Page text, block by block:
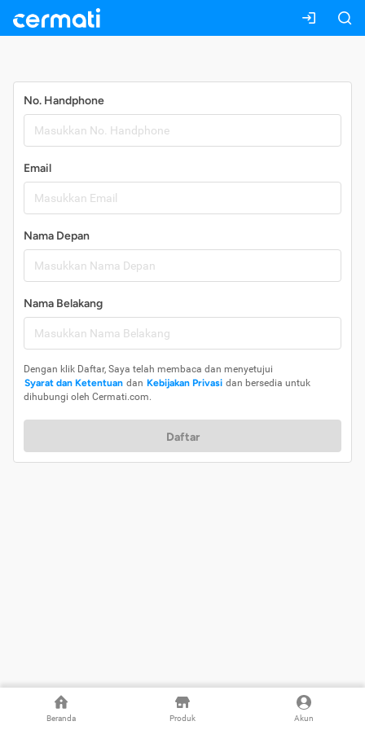
Beranda Produk Akun
No. Handphone
Email
Nama Depan
Nama Belakang
Dengan klik Daftar, Saya telah membaca dan menyetujui
Syarat dan Ketentuan dan Kebijakan Privasi dan bersedia untuk
dihubungi oleh Cermati.com.
Daftar